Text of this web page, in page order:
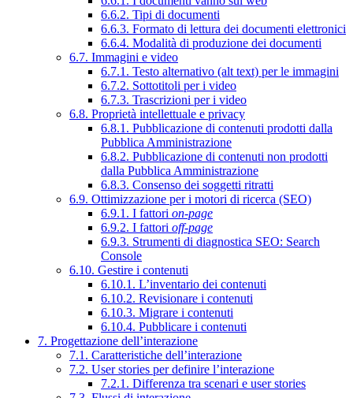
6.6.2. Tipi di documenti
6.6.3. Formato di lettura dei documenti elettronici
6.6.4. Modalità di produzione dei documenti
6.7. Immagini e video
6.7.1. Testo alternativo (alt text) per le immagini
6.7.2. Sottotitoli per i video
6.7.3. Trascrizioni per i video
6.8. Proprietà intellettuale e privacy
6.8.1. Pubblicazione di contenuti prodotti dalla
Pubblica Amministrazione
6.8.2. Pubblicazione di contenuti non prodotti
dalla Pubblica Amministrazione
6.8.3. Consenso dei soggetti ritratti
6.9. Ottimizzazione per i motori di ricerca (SEO)
6.9.1. I fattori on-page
6.9.2. I fattori off-page
6.9.3. Strumenti di diagnostica SEO: Search
Console
6.10. Gestire i contenuti
6.10.1. L’inventario dei contenuti
6.10.2. Revisionare i contenuti
6.10.3. Migrare i contenuti
6.10.4. Pubblicare i contenuti
7. Progettazione dell’interazione
7.1. Caratteristiche dell’interazione
7.2. User stories per definire l’interazione
7.2.1. Differenza tra scenari e user stories